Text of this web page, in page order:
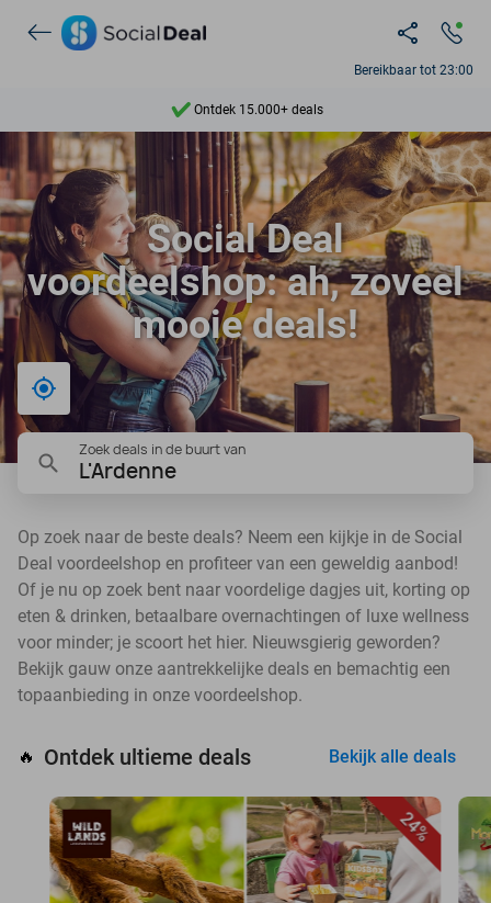
Bereikbaar tot 23:00
7 dagen per week beschikbaar
10+ miljoen leden
9,4
Ontdek 15.000+ deals
Social Deal
voordeelshop: ah, zoveel
mooie deals!
Bij mij in de buurt
Zoek deals in de buurt van
L'Ardenne
Op zoek naar de beste deals? Neem een kijkje in de Social
Deal voordeelshop en profiteer van een geweldig aanbod!
Of je nu op zoek bent naar voordelige dagjes uit, korting op
eten & drinken, betaalbare overnachtingen of luxe wellness
voor minder; je scoort het hier. Nieuwsgierig geworden?
Bekijk gauw onze aantrekkelijke deals en bemachtig een
topaanbieding in onze voordeelshop.
🔥 Ontdek ultieme deals Bekijk alle deals
24%